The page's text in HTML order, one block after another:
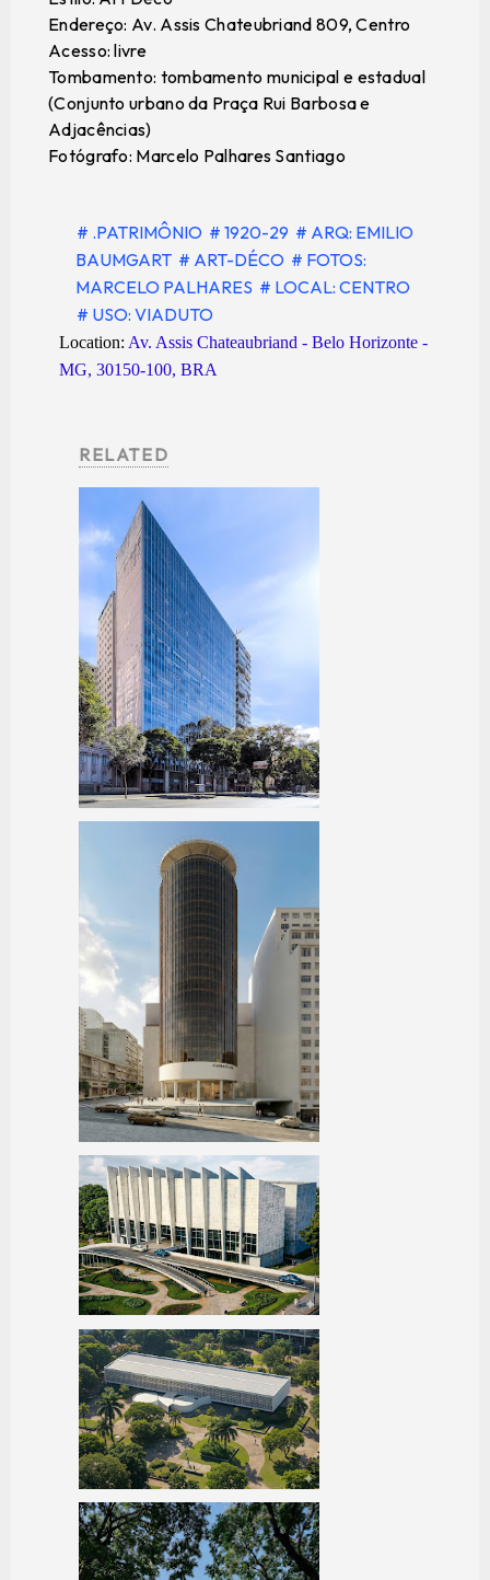
Endereço: Av. Assis Chateubriand 809, Centro
Acesso: livre
Tombamento: tombamento municipal e estadual
(Conjunto urbano da Praça Rui Barbosa e
Adjacências)
Fotógrafo: Marcelo Palhares Santiago
# .PATRIMÔNIO # 1920-29 # ARQ: EMILIO
BAUMGART # ART-DÉCO # FOTOS:
MARCELO PALHARES # LOCAL: CENTRO
# USO: VIADUTO
Location: Av. Assis Chateaubriand - Belo Horizonte -
MG, 30150-100, BRA
RELATED